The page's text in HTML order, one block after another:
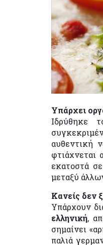
Υπάρχει
Ιδρύθηκε
αυθεντική
φτιάχνεται
εκατοστά
μεταξύ
Κανείς δεν
Υπάρχουν
ελληνική,
σημαίνει
παλιά